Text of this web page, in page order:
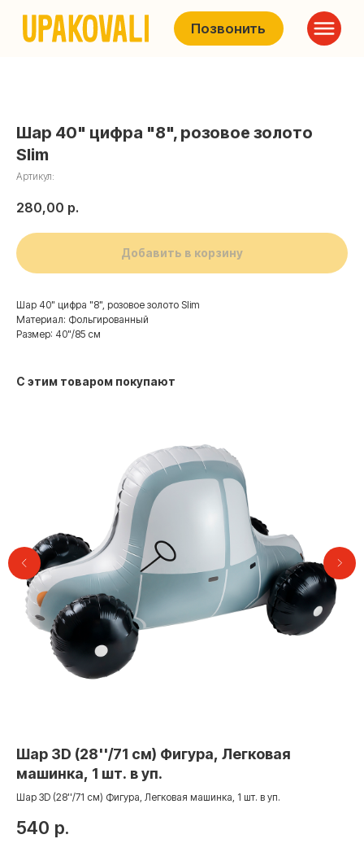
Позвонить
Шар 40" цифра "8", розовое золото
Slim
Артикул:
280,00 р.
Добавить в корзину
Шар 40" цифра "8", розовое золото Slim
Материал: Фольгированный
Размер: 40"/85 см
С этим товаром покупают
Шар 3D (28''/71 см) Фигура, Легковая
машинка, 1 шт. в уп.
Шар 3D (28''/71 см) Фигура, Легковая машинка, 1 шт. в уп.
540 р.